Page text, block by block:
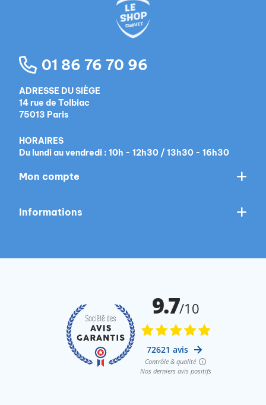
01 86 76 70 96
ADRESSE DU SIÈGE
14 rue de Tolbiac
75013 Paris
HORAIRES
Du lundi au vendredi : 10h - 12h30 / 13h30 - 16h30
Mon compte
Informations